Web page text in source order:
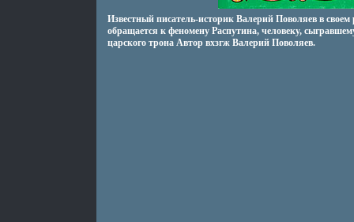
Известный писатель-историк Валерий Поволяев в
обращается к феномену Распутина, человеку,
царского трона Автор вхзгж Валерий Поволяев.